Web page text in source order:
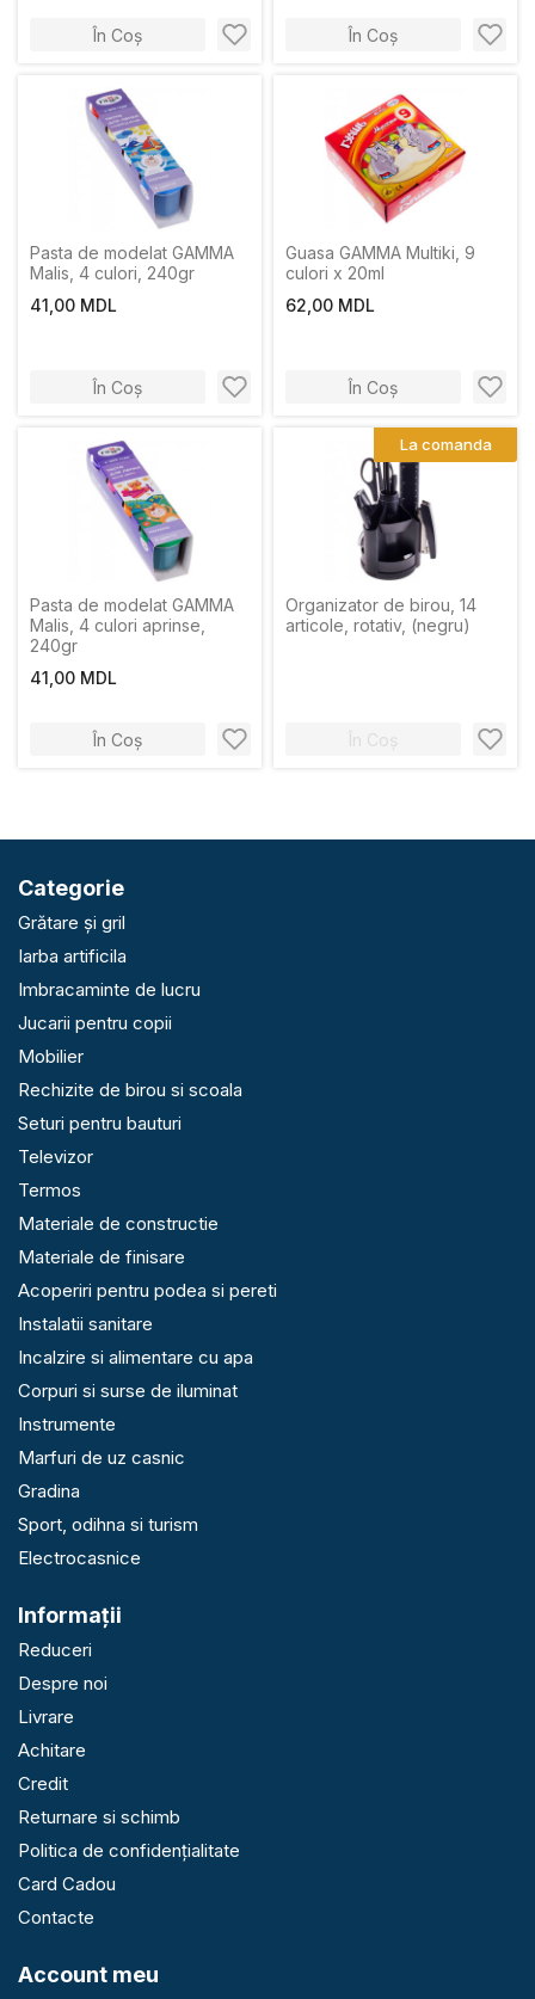
În Coș În Coș
Pasta de modelat GAMMA
Malis, 4 culori, 240gr
41,00 MDL
În Coș
Guasa GAMMA Multiki, 9
culori x 20ml
62,00 MDL
În Coș
Pasta de modelat GAMMA
Malis, 4 culori aprinse,
240gr
41,00 MDL
În Coș
Organizator de birou, 14
articole, rotativ, (negru)
În Coș
La comanda
Categorie
Grătare și gril
Iarba artificila
Imbracaminte de lucru
Jucarii pentru copii
Mobilier
Rechizite de birou si scoala
Seturi pentru bauturi
Televizor
Termos
Materiale de constructie
Materiale de finisare
Acoperiri pentru podea si pereti
Instalatii sanitare
Incalzire si alimentare cu apa
Corpuri si surse de iluminat
Instrumente
Marfuri de uz casnic
Gradina
Sport, odihna si turism
Electrocasnice
Informaţii
Reduceri
Despre noi
Livrare
Achitare
Credit
Returnare si schimb
Politica de confidențialitate
Card Cadou
Contacte
Account meu